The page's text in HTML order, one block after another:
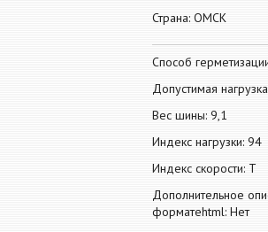
Страна: ОМСК
Способ
Допустимая
Вес шины: 9,1
Индекс нагрузки: 94
Индекс скорости: T
Дополнительное
форматеhtml: Нет